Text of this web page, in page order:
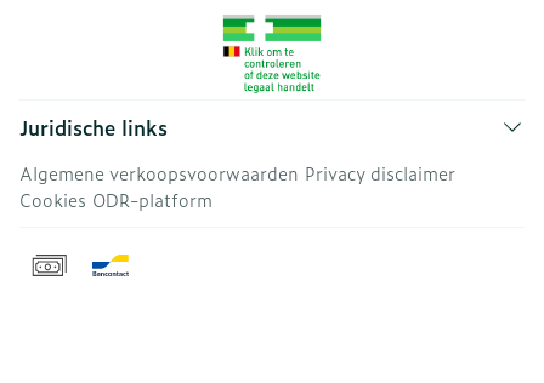
Juridische links
Algemene verkoopsvoorwaarden Privacy disclaimer
Cookies ODR-platform